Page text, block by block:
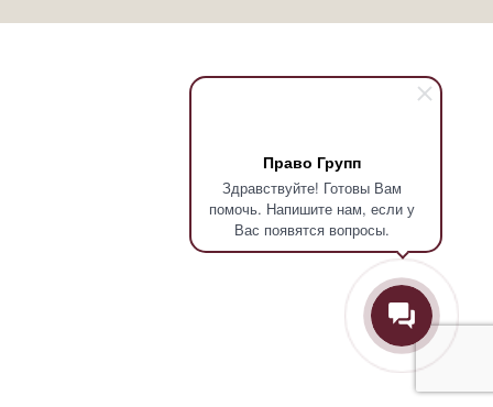
Право Групп
Здравствуйте! Готовы Вам
помочь. Напишите нам, если у
Вас появятся вопросы.